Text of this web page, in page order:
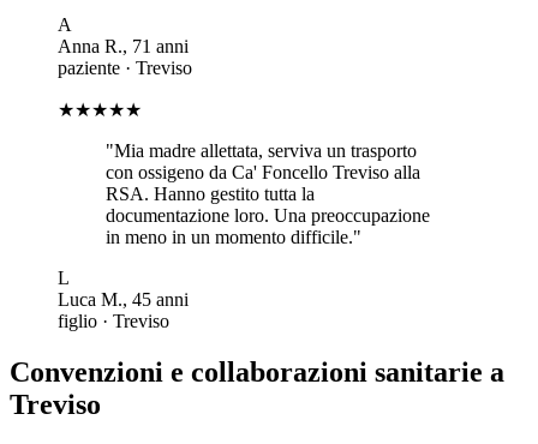
A
Anna R., 71 anni
paziente · Treviso
★★★★★
"Mia madre allettata, serviva un trasporto
con ossigeno da Ca' Foncello Treviso alla
RSA. Hanno gestito tutta la
documentazione loro. Una preoccupazione
in meno in un momento difficile."
L
Luca M., 45 anni
figlio · Treviso
Convenzioni e collaborazioni sanitarie a
Treviso